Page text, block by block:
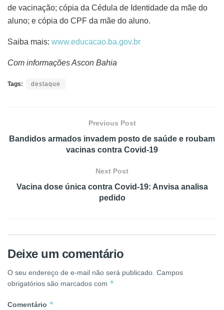
de vacinação; cópia da Cédula de Identidade da mãe do
aluno; e cópia do CPF da mãe do aluno.
Saiba mais: www.educacao.ba.gov.br
Com informações Ascon Bahia
Tags: destaque
Previous Post
Bandidos armados invadem posto de saúde e roubam
vacinas contra Covid-19
Next Post
Vacina dose única contra Covid-19: Anvisa analisa
pedido
Deixe um comentário
O seu endereço de e-mail não será publicado. Campos
obrigatórios são marcados com *
Comentário *